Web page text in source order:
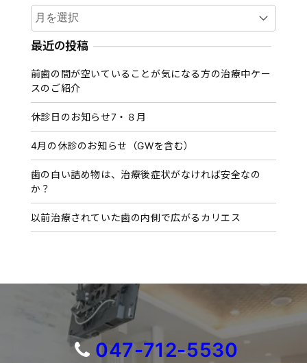
ア
ー
カ
ブ
最近の投稿
前歯の間が空いていることが気になる方の治療中ケー
スのご紹介
休診日のお知らせ7・８月
4月の休診のお知らせ（GWを含む）
歯の白い詰め物は、治療後症状がなければ安全なの
か？
以前治療されていた歯の内側で広がるカリエス
047-712-5530